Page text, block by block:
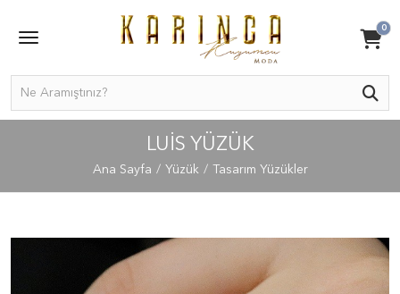
0
LUIS YÜZÜK
Ana Sayfa Yüzük Tasarım Yüzükler